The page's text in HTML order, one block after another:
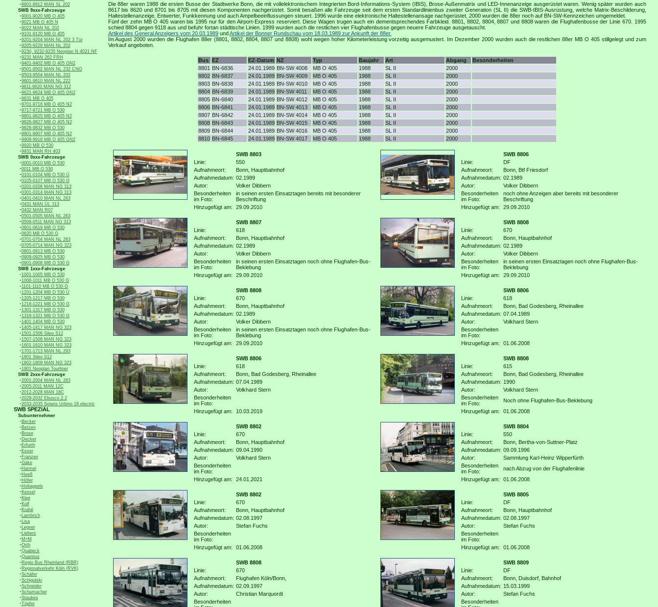
-8901-8912 MAN SL 202
SWB 9xxx-Fahrzeuge
-9001-9020 MB O 405
-9021 MB O 405 N
-9022 MAN NL 202
-9101-9120 MB O 405
-9201-9204 MAN NL 202 3 Tür
-9205-9229 MAN NL 202
-9230, 9232-9235 Neoplan N 4021 NF
-9231 MAN 262 FRH
-9401-9402 MB O 405 GN2
-9501-9502 MAN NL 232 CNG
-9503-9504 MAN NL 202
-9601-9610 MAN NL 222
-9611-9620 MAN NG 312
-9621-9624 MB O 405 GN2
-9631 MB O 405
-9701-9716 MB O 405 N2
-9717-9721 MB O 530
-9801-9825 MB O 405 N2
-9826-9827 MB O 405 N2
-9828-9832 MB O 530
-9901-9907 MB O 405 N2
-9908-9918 MB O 405 GN2
-9920 MB O 530
-9931 MAN RH 403
SWB 0xxx-Fahrzeuge
-0001-0010 MB O 530
-0011 MB O 530
-0101-0104 MB O 530 Ü
-0105-0107 MB O 530 G
-0201-0206 MAN NG 313
-0301-0314 MAN NG 313
-0401-0410 MAN NL 263
-0431 MAN ÜL 313
-0432 MAN R07
-0501-0505 MAN NL 263
-0506-0511 MAN NG 313
-0601-0619 MB O 530
-0620 MB O 530 G
-0701-0704 MAN NL 283
-0705-0714 MAN NG 323
-0801-0813 MB O 530
-0909-0925 MB O 530
-0901-0908 MB O 530 G
SWB 1xxx-Fahrzeuge
-1001-1005 MB O 530
-1006-1011 MB O 530 G
-1101-1110 MB O 530 G
-1201-1204 MB O 530 Ü
-1205-1217 MB O 530
-1218-1221 MB O 530 G
-1301-1317 MB O 530
-1318-1321 MB O 530 G
-1401-1404 MB O 530
-1405-1417 MAN NG 323
-1501-1506 Sileo S12
-1507-1509 MAN NG 323
-1601-1610 MAN NG 323
-1701-1713 MAN NL 293
-1801 Sileo S12
-1802-1809 MAN NG 323
-1901 Neoplan Tourliner
SWB 2xxx-Fahrzeuge
-2001-2004 MAN NL 283
-2005-2011 MAN 12C
-2012-2028 MAN 18C
-2029-2032 Ebusco 2.2
-2033-2035 Solaris Urbino 18 electric
SWB SPEZIAL
Subunternehmer
-Becker
-Betzen
-Brose
-Decker
-Erfurth
-Esser
-Franzen
-Gäke
-Harmel
-Heeß
-Höfer
-Holtappels
-Kessel
-Klee
-Kolf
-Krahé
-Lambrich
-Lisa
-Legner
-Lieberz
-M+M
-Orth
-Quabeck
-Quantius
-Regio Bus Rheinland (RBR)
-Regionalverkehr Köln (RVK)
-Schäfer
-Schigulski
-Schneider
-Schumacher
-Staubes
-Töpfer
Die 88er waren 1988 die ersten Busse der Stadtwerke Bonn, die mit vollelektronischem Integrierten Bord-Informations-System (IBIS), Brose-Außenmatrix und LED-Innenanzeige ausgerüstet waren. Wenig später wurden auch
8617 bis 8620 und 8701 bis 8705 mit diesen Komponenten nachgerüstet. Somit besaßen alle Fahrzeuge seit dem ersten Standardlinienbus zweiter Generation (SL II) die SWB-IBIS-Ausrüstung, welche Matrix-Beschilderung,
Haltestellenanzeige, Entwerter, Funkkennung und auch Ampelbeeinflussungen steuert. 1996 wurde eine elektronische Haltestellenansage nachgerüstet, 2000 wurden die 88er noch auf BN-SW-Kennzeichen umgemeldet.
Fünf der zehn MB O 405 waren bis 1995 nur für den Airport-Express reserviert. Diese Wagen trugen auch ein dementsprechendes Farbkleid. 8801, 8802, 8804, 8807 und 8808 waren die Flughafenbusse der Linie 670. 1995
schied 8804 gegen 9118 aus und befuhr fortan städtische Linien. 1999 wurden auch die restlichen vier Flughafenbusse gegen neuere Fahrzeuge ausgetauscht.
Artikel des General Anzeigers vom 20.03.1989undArtikel der Bonner Rundschau vom 18.03.1989 zur Ankunft der 88er.
Im August 2000 wurden die Flughafen 88er (8801, 8802, 8804, 8807 und 8808) wohl wegen hoher Kilometerleistung vorzeitig ausgemustert. Im Dezember 2000 wurden auch die restlichen 88er MB O 405 stillgelegt und zum
Verkauf angeboten.
Bus EZ EZ-Datum NZ Typ Baujahr Art Abgang
Besonderheiten
8801 BN-6836 24.01.1989 BN-SW 4008 MB O 405 1988 SL II
2000
8802 BN-6837 24.01.1989 BN-SW 4009 MB O 405 1988 SL II
2000
8803 BN-6838 24.01.1989 BN-SW 4010 MB O 405 1988 SL II
2000
8804 BN-6839 24.01.1989 BN-SW 4011 MB O 405 1988 SL II
2000
8805 BN-6840 24.01.1989 BN-SW 4012 MB O 405 1988 SL II
2000
8806 BN-6841 24.01.1989 BN-SW 4013 MB O 405 1988 SL II
2000
8807 BN-6842 24.01.1989 BN-SW 4014 MB O 405 1988 SL II
2000
8808 BN-6843 24.01.1989 BN-SW 4015 MB O 405 1988 SL II
2000
8809 BN-6844 24.01.1989 BN-SW 4016 MB O 405 1988 SL II
2000
8810 BN-6845 24.01.1989 BN-SW 4017 MB O 405 1988 SL II 2000
SWB 8803
Linie:
550
Aufnahmeort:
Bonn, Hauptbahnhof
Aufnahmedatum: 02.1989
Autor:
Volker Dibbern
Besonderheiten
im Foto:
in seinen ersten Einsatztagen bereits mit besonderer
Beschriftung
Hinzugefügt am:
29.09.2010
SWB 8806
Linie:
DF
Aufnahmeort:
Bonn, Btf Friesdorf
Aufnahmedatum: 02.1989
Autor:
Volker Dibbern
Besonderheiten
im Foto:
noch ohne Anzeigen aber bereits mit besonderer
Beschriftung
Hinzugefügt am:
29.09.2010
SWB 8807
Linie:
618
Aufnahmeort:
Bonn, Hauptbahnhof
Aufnahmedatum: 02.1989
Autor:
Volker Dibbern
Besonderheiten
im Foto:
in seinen ersten Einsatztagen noch ohne Flughafen-Bus-
Beklebung
Hinzugefügt am:
29.09.2010
SWB 8808
Linie:
670
Aufnahmeort:
Bonn, Hauptbahnhof
Aufnahmedatum: 02.1989
Autor:
Volker Dibbern
Besonderheiten
im Foto:
in seinen ersten Einsatztagen noch ohne Flughafen-Bus-
Beklebung
Hinzugefügt am:
29.09.2010
SWB 8808
Linie:
670
Aufnahmeort:
Bonn, Hauptbahnhof
Aufnahmedatum: 02.1989
Autor:
Volker Dibbern
Besonderheiten
im Foto:
in seinen ersten Einsatztagen noch ohne Flughafen-Bus-
Beklebung
Hinzugefügt am:
29.09.2010
SWB 8806
Linie:
618
Aufnahmeort:
Bonn, Bad Godesberg, Rheinallee
Aufnahmedatum: 07.04.1989
Autor:
Volkhard Stern
Besonderheiten
im Foto:
Hinzugefügt am:
01.06.2008
SWB 8806
Linie:
618
Aufnahmeort:
Bonn, Bad Godesberg, Rheinallee
Aufnahmedatum: 07.04.1989
Autor:
Volkhard Stern
Besonderheiten
im Foto:
Hinzugefügt am:
10.03.2019
SWB 8808
Linie:
615
Aufnahmeort:
Bonn, Bad Godesberg, Rheinallee
Aufnahmedatum: 1990
Autor:
Volkhard Stern
Besonderheiten
im Foto:
Noch ohne Flughafen-Bus-Beklebung
Hinzugefügt am:
01.06.2008
SWB 8802
Linie:
670
Aufnahmeort:
Bonn, Hauptbahnhof
Aufnahmedatum: 09.04.1990
Autor:
Volkhard Stern
Besonderheiten
im Foto:
Hinzugefügt am:
24.01.2021
SWB 8804
Linie:
550
Aufnahmeort:
Bonn, Bertha-von-Suttner-Platz
Aufnahmedatum: 09.09.1996
Autor:
Sammlung Karl-Heinz Wipperfürth
Besonderheiten
im Foto:
nach Abzug von der Flughafenlinie
Hinzugefügt am:
01.06.2008
SWB 8802
Linie:
670
Aufnahmeort:
Bonn, Hauptbahnhof
Aufnahmedatum: 02.08.1997
Autor:
Stefan Fuchs
Besonderheiten
im Foto:
Hinzugefügt am:
01.06.2008
SWB 8805
Linie:
DF
Aufnahmeort:
Bonn, Hauptbahnhof
Aufnahmedatum: 02.08.1997
Autor:
Stefan Fuchs
Besonderheiten
im Foto:
Hinzugefügt am:
01.06.2008
SWB 8808
Linie:
670
Aufnahmeort:
Flughafen Köln/Bonn,
Aufnahmedatum: 02.09.1997
Autor:
Christian Marquordt
Besonderheiten
SWB 8809
Linie:
DF
Aufnahmeort:
Bonn, Duisdorf, Bahnhof
Aufnahmedatum: 15.03.1999
Autor:
Stefan Fuchs
Besonderheiten